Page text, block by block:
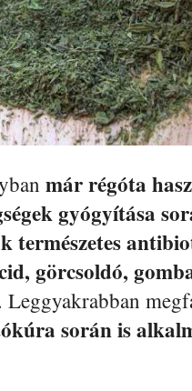
már régóta
gyógyítása
természetes
görcsoldó,
Leggyakrabban
során is